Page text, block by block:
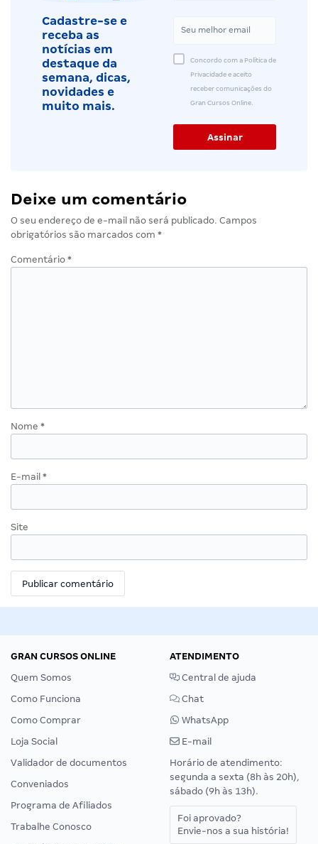
Cadastre-se e
receba as
notícias em
destaque da
semana, dicas,
novidades e
muito mais.
Concordo com a Política de
Privacidade e aceito
receber comunicações do
Gran Cursos Online.
Deixe um comentário
O seu endereço de e-mail não será publicado. Campos
obrigatórios são marcados com *
Comentário *
Nome *
E-mail *
Site
GRAN CURSOS ONLINE
Quem Somos
Como Funciona
Como Comprar
Loja Social
Validador de documentos
Conveniados
Programa de Afiliados
Trabalhe Conosco
ATENDIMENTO
Central de ajuda
Chat
WhatsApp
E-mail
Horário de atendimento:
segunda a sexta (8h às 20h),
sábado (9h às 13h).
Foi aprovado?
Envie-nos a sua história!